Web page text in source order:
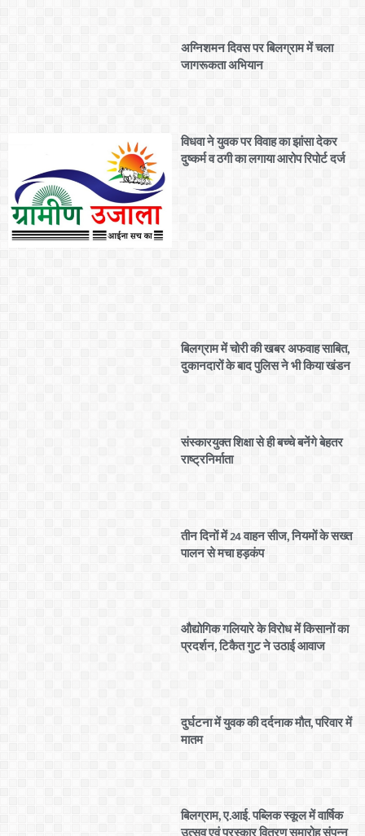
अग्निशमन दिवस पर बिलग्राम में चला
जागरूकता अभियान
विधवा ने युवक पर विवाह का झांसा देकर
दुष्कर्म व ठगी का लगाया आरोप रिपोर्ट दर्ज
बिलग्राम में चोरी की खबर अफवाह साबित,
दुकानदारों के बाद पुलिस ने भी किया खंडन
संस्कारयुक्त शिक्षा से ही बच्चे बनेंगे बेहतर
राष्ट्रनिर्माता
तीन दिनों में 24 वाहन सीज, नियमों के सख्त
पालन से मचा हड़कंप
औद्योगिक गलियारे के विरोध में किसानों का
प्रदर्शन, टिकैत गुट ने उठाई आवाज
दुर्घटना में युवक की दर्दनाक मौत, परिवार में
मातम
बिलग्राम, ए.आई. पब्लिक स्कूल में वार्षिक